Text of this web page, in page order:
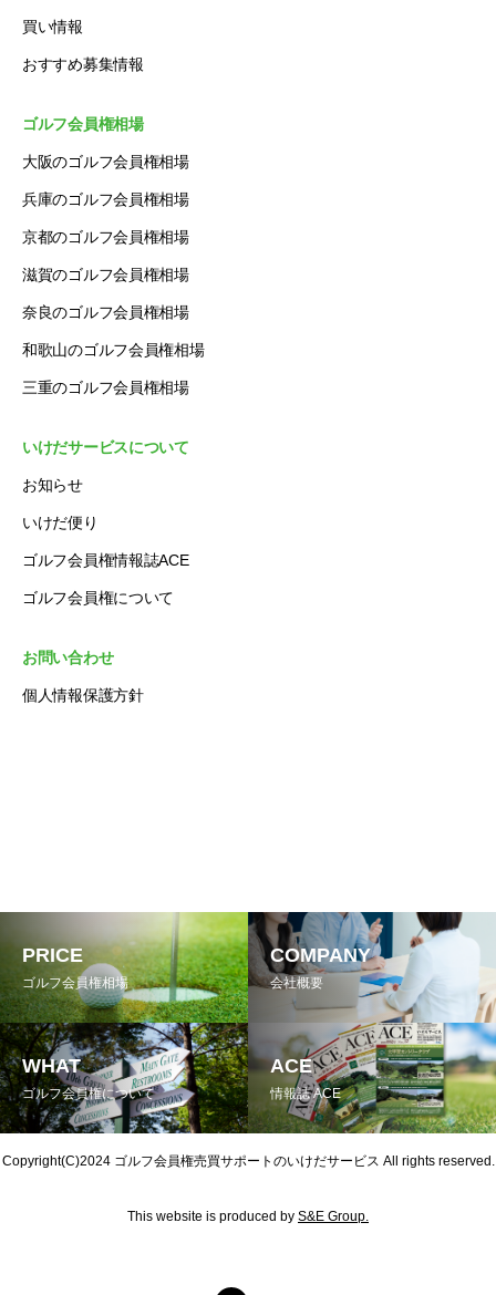
買い情報
おすすめ募集情報
ゴルフ会員権相場
大阪のゴルフ会員権相場
兵庫のゴルフ会員権相場
京都のゴルフ会員権相場
滋賀のゴルフ会員権相場
奈良のゴルフ会員権相場
和歌山のゴルフ会員権相場
三重のゴルフ会員権相場
いけだサービスについて
お知らせ
いけだ便り
ゴルフ会員権情報誌ACE
ゴルフ会員権について
お問い合わせ
個人情報保護方針
PRICE
ゴルフ会員権相場
COMPANY
会社概要
WHAT
ゴルフ会員権について
ACE
情報誌 ACE
Copyright(C)2024 ゴルフ会員権売買サポートのいけだサービス All rights reserved.
This website is produced by S&E Group.